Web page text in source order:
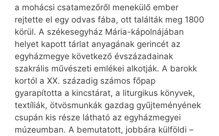
a mohácsi csatamezőről menekülő ember
rejtette el egy odvas fába, ott találták meg 1800
körül. A székesegyház Mária-kápolnájában
helyet kapott tárlat anyagának gerincét az
egyházmegye következő évszázadainak
szakrális művészeti emlékei alkotják. A barokk
kortól a XX. századig számos főpap
gyarapította a kincstárat, a liturgikus könyvek,
textíliák, ötvösmunkák gazdag gyűjteményének
csupán kis része látható az egyházmegyei
múzeumban. A bemutatott, jobbára külföldi –